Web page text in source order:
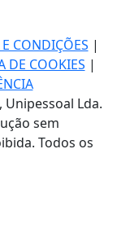
CONDIÇÕES |
DE COOKIES |
Lda.
sem
Todos os